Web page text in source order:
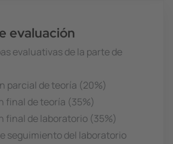
evaluación
evaluativas de la parte de
parcial de teoría (20%)
final de teoría (35%)
final de laboratorio (35%)
seguimiento del laboratorio